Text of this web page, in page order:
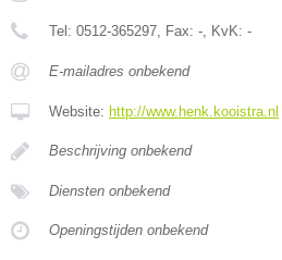
Tel: 0512-365297 , Fax: - , KvK: -
E-mailadres onbekend
Website: http://www.henk.kooistra.nl
Beschrijving onbekend
Diensten onbekend
Openingstijden onbekend